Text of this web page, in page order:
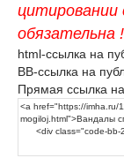
обязательна !
html-ссылка на
BB-ссылка на
Прямая ссылка